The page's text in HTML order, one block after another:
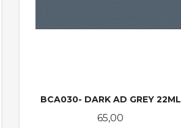
BCA030- DARK AD GREY 22ML
Pris
65,00